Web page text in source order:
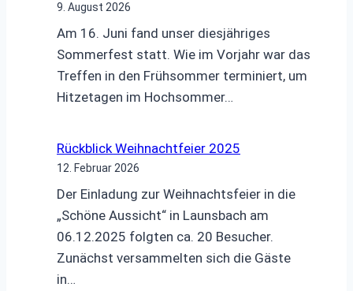
9. August 2026
Am 16. Juni fand unser diesjähriges
Sommerfest statt. Wie im Vorjahr war das
Treffen in den Frühsommer terminiert, um
Hitzetagen im Hochsommer…
Rückblick Weihnachtfeier 2025
12. Februar 2026
Der Einladung zur Weihnachtsfeier in die
„Schöne Aussicht“ in Launsbach am
06.12.2025 folgten ca. 20 Besucher.
Zunächst versammelten sich die Gäste
in…